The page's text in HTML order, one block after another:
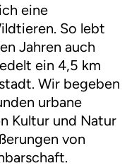
eine
So lebt
Jahren auch
ein 4,5 km
Wir begeben
urbane
Kultur und Natur
von